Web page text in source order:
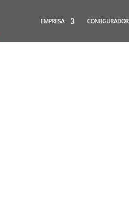
EMPRESA CONFIGURADOR